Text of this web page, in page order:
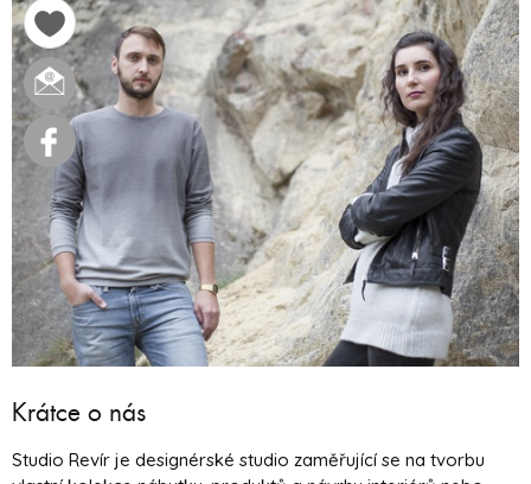
Krátce o nás
Studio Revír je designérské studio zaměřující se na tvorbu